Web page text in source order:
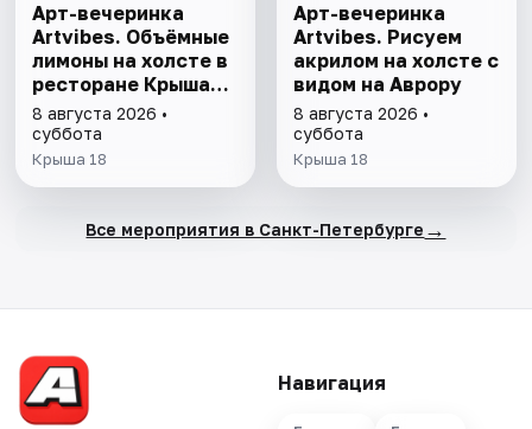
Арт-вечеринка
Artvibes. Объёмные
лимоны на холсте в
ресторане Крыша
18
8 августа 2026 •
суббота
Крыша 18
Арт-вечеринка
Artvibes. Рисуем
акрилом на холсте с
видом на Аврору
8 августа 2026 •
суббота
Крыша 18
Все мероприятия в Санкт-Петербурге →
Навигация